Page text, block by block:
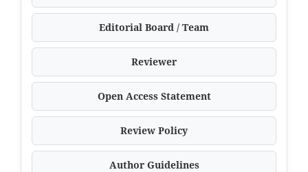
Editorial Board / Team
Reviewer
Open Access Statement
Review Policy
Author Guidelines